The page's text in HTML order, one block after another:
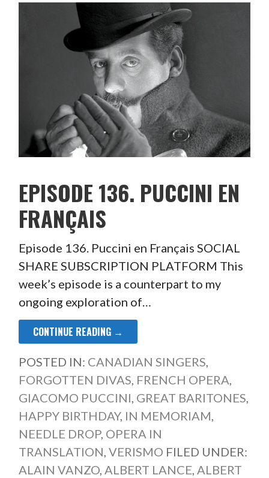
EPISODE 136. PUCCINI EN
FRANÇAIS
Episode 136. Puccini en Français SOCIAL
SHARE SUBSCRIPTION PLATFORM This
week’s episode is a counterpart to my
ongoing exploration of…
CONTINUE READING →
POSTED IN: CANADIAN SINGERS,
FORGOTTEN DIVAS, FRENCH OPERA,
GIACOMO PUCCINI, GREAT BARITONES,
HAPPY BIRTHDAY, IN MEMORIAM,
NEEDLE DROP, OPERA IN
TRANSLATION, VERISMO FILED UNDER:
ALAIN VANZO, ALBERT LANCE, ALBERT